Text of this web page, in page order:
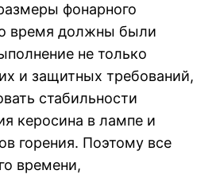
фонарного
время должны были
не только
и защитных требований,
стабильности
керосина в лампе и
горения. Поэтому все
времени,